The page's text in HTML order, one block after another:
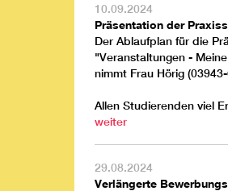
10.09.2024
Präsentation der
Der Ablaufplan für die
"Veranstaltungen -
nimmt Frau Hörig
Allen Studierenden viel
weiter
29.08.2024
Verlängerte